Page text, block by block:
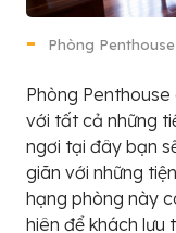
Phòng Penthouse
Phòng
với tất cả những
ngơi tại đây bạn
giãn với những
hạng phòng này
hiên để khách lưu